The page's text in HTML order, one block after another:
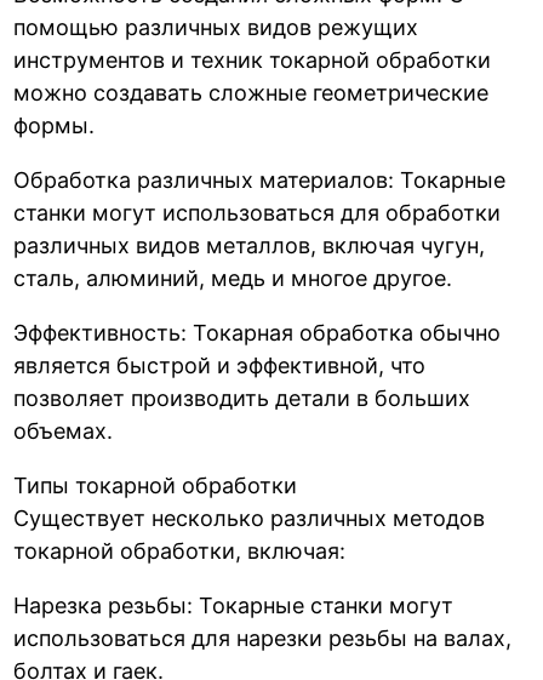
помощью различных видов режущих
инструментов и техник токарной обработки
можно создавать сложные геометрические
формы.
Обработка различных материалов: Токарные
станки могут использоваться для обработки
различных видов металлов, включая чугун,
сталь, алюминий, медь и многое другое.
Эффективность: Токарная обработка обычно
является быстрой и эффективной, что
позволяет производить детали в больших
объемах.
Типы токарной обработки
Существует несколько различных методов
токарной обработки, включая:
Нарезка резьбы: Токарные станки могут
использоваться для нарезки резьбы на валах,
болтах и гаек.